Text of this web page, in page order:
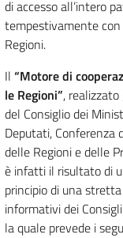
di accesso all’intero
tempestivamente
Regioni.
Il “Motore di
le Regioni”,
del Consiglio dei
Deputati, Conferenza
delle Regioni e delle
è infatti il risultato di
principio di una
informativi dei
la quale prevede i